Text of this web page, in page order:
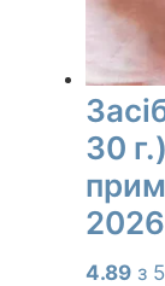
30
4.89 з 5